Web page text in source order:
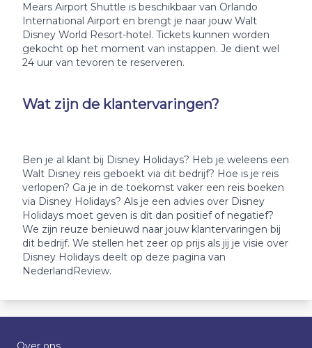
Mears Airport Shuttle is beschikbaar van Orlando
International Airport en brengt je naar jouw Walt
Disney World Resort-hotel. Tickets kunnen worden
gekocht op het moment van instappen. Je dient wel
24 uur van tevoren te reserveren.
Wat zijn de klantervaringen?
Ben je al klant bij Disney Holidays? Heb je weleens een
Walt Disney reis geboekt via dit bedrijf? Hoe is je reis
verlopen? Ga je in de toekomst vaker een reis boeken
via Disney Holidays? Als je een advies over Disney
Holidays moet geven is dit dan positief of negatief?
We zijn reuze benieuwd naar jouw klantervaringen bij
dit bedrijf. We stellen het zeer op prijs als jij je visie over
Disney Holidays deelt op deze pagina van
NederlandReview.